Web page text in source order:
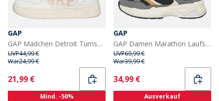
GAP
GAP Mädchen Detroit Turnschuhe Off-White/Hellrosa Off-White Light Pink
UVP44,99 €
War24,99 €
Current
21,99 €
Mind. -50%
GAP
GAP Damen Marathon Laufschuhe Schwarz
UVP69,99 €
War39,99 €
Current
34,99 €
Ausverkauf